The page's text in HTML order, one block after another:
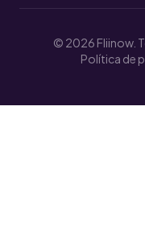
© 2026 Fliinow.
Política de